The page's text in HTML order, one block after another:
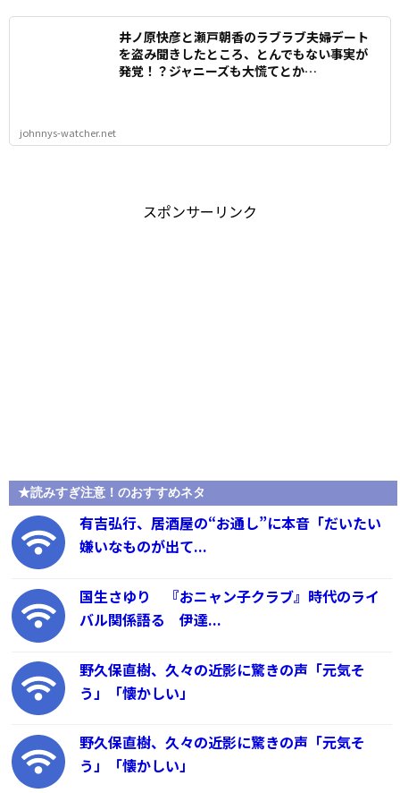
井ノ原快彦と瀬戸朝香のラブラブ夫婦デート
を盗み聞きしたところ、とんでもない事実が
発覚！？ジャニーズも大慌てとか…
johnnys-watcher.net
スポンサーリンク
★読みすぎ注意！のおすすめネタ
有吉弘行、居酒屋の“お通し”に本音「だいたい
嫌いなものが出て...
国生さゆり 『おニャン子クラブ』時代のライ
バル関係語る 伊達...
野久保直樹、久々の近影に驚きの声「元気そ
う」「懐かしい」
野久保直樹、久々の近影に驚きの声「元気そ
う」「懐かしい」